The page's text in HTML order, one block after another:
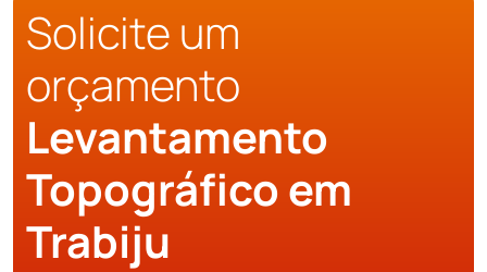
Solicite um
orçamento
Levantamento
Topográfico em
Trabiju